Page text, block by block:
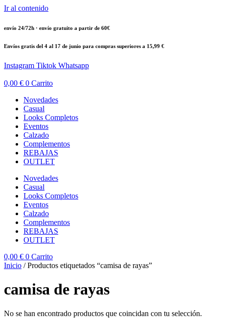
Ir al contenido
envío 24/72h · envío gratuito a partir de 60€
Envíos gratis del 4 al 17 de junio para compras superiores a 15,99 €
Instagram Tiktok Whatsapp
0,00 € 0 Carrito
Novedades
Casual
Looks Completos
Eventos
Calzado
Complementos
REBAJAS
OUTLET
Novedades
Casual
Looks Completos
Eventos
Calzado
Complementos
REBAJAS
OUTLET
0,00 € 0 Carrito
Inicio / Productos etiquetados “camisa de rayas”
camisa de rayas
No se han encontrado productos que coincidan con tu selección.